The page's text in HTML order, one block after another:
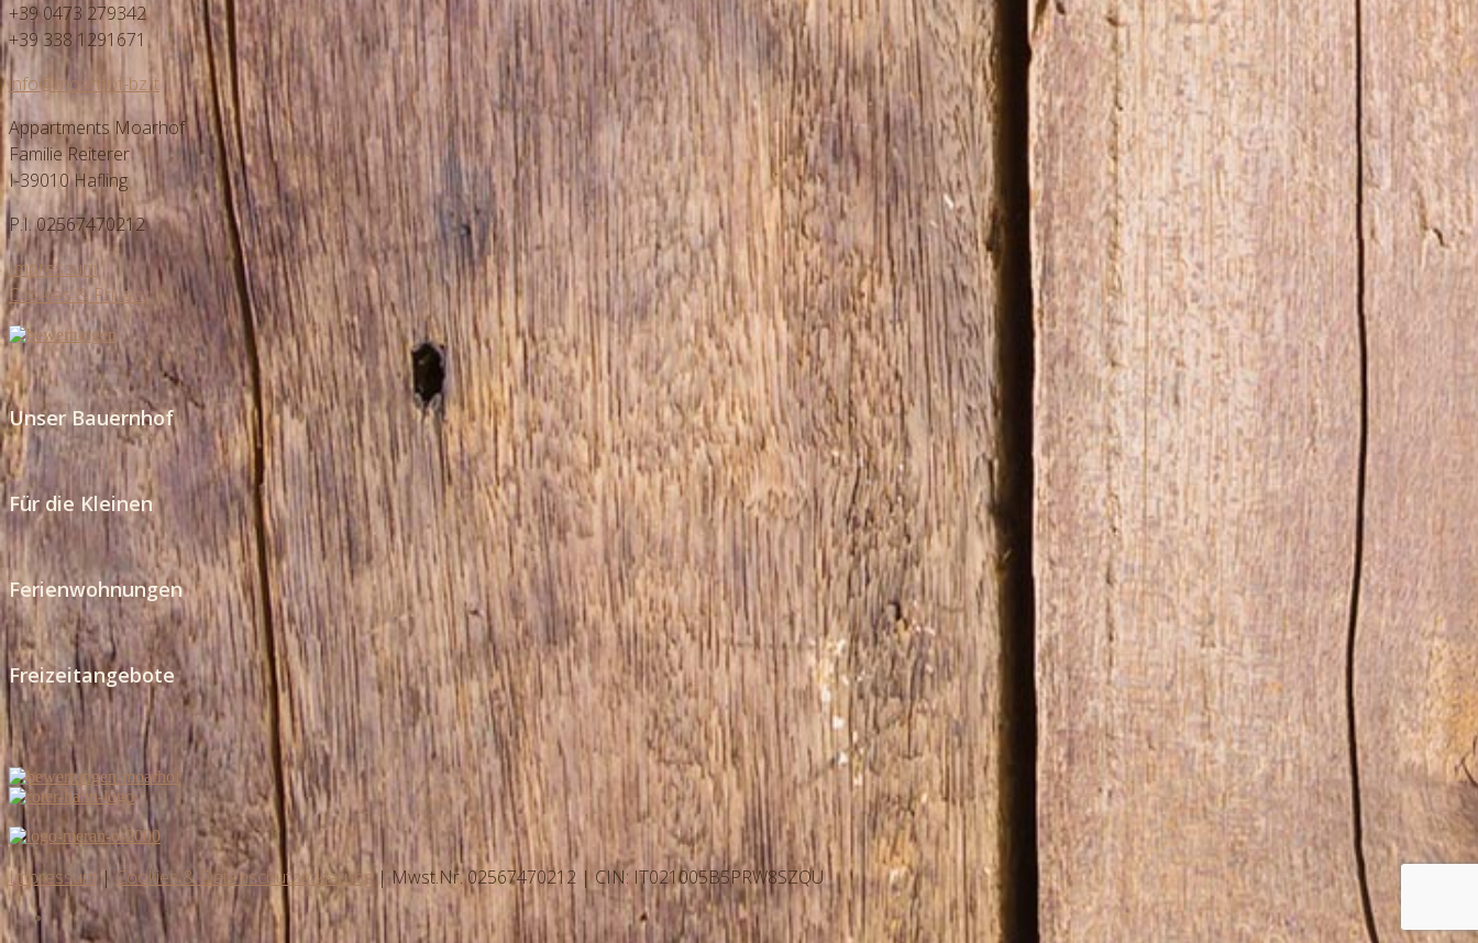
+39 0473 279342
+39 338 1291671
info@moarhof-bz.it
Appartments Moarhof
Familie Reiterer
I-39010 Hafling
P.I. 02567470212
Impressum
Cookies & Privacy
Unser Bauernhof
Für die Kleinen
Ferienwohnungen
Freizeitangebote
Impressum |Cookies & Datenschutzerklärung| Mwst.Nr. 02567470212 | CIN: IT021005B5PRW8SZQU